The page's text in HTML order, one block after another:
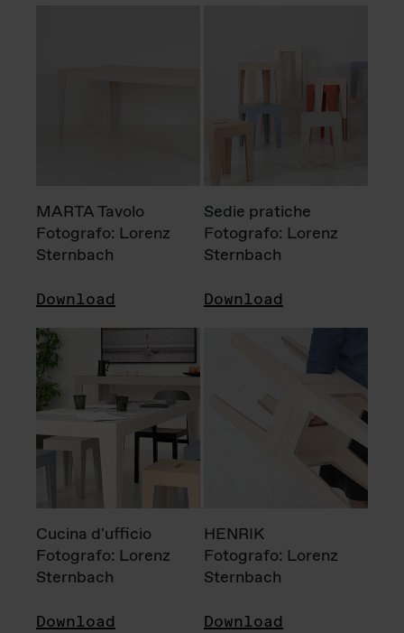
MARTA Tavolo
Fotografo: Lorenz
Sternbach
Download
Sedie pratiche
Fotografo: Lorenz
Sternbach
Download
Cucina d'ufficio
Fotografo: Lorenz
Sternbach
Download
HENRIK
Fotografo: Lorenz
Sternbach
Download